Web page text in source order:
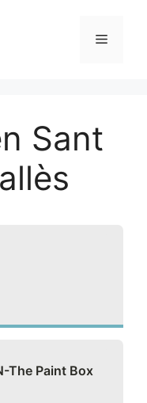
Menú
Sant
The Paint Box